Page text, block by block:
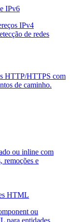
IPv6
IPv4
de redes
HTTP/HTTPS com
de caminho.
ou inline com
remoções e
HTML
ou
para entidades